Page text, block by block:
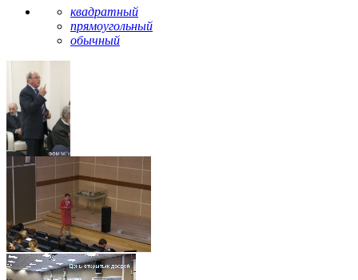
квадратный
прямоугольный
обычный